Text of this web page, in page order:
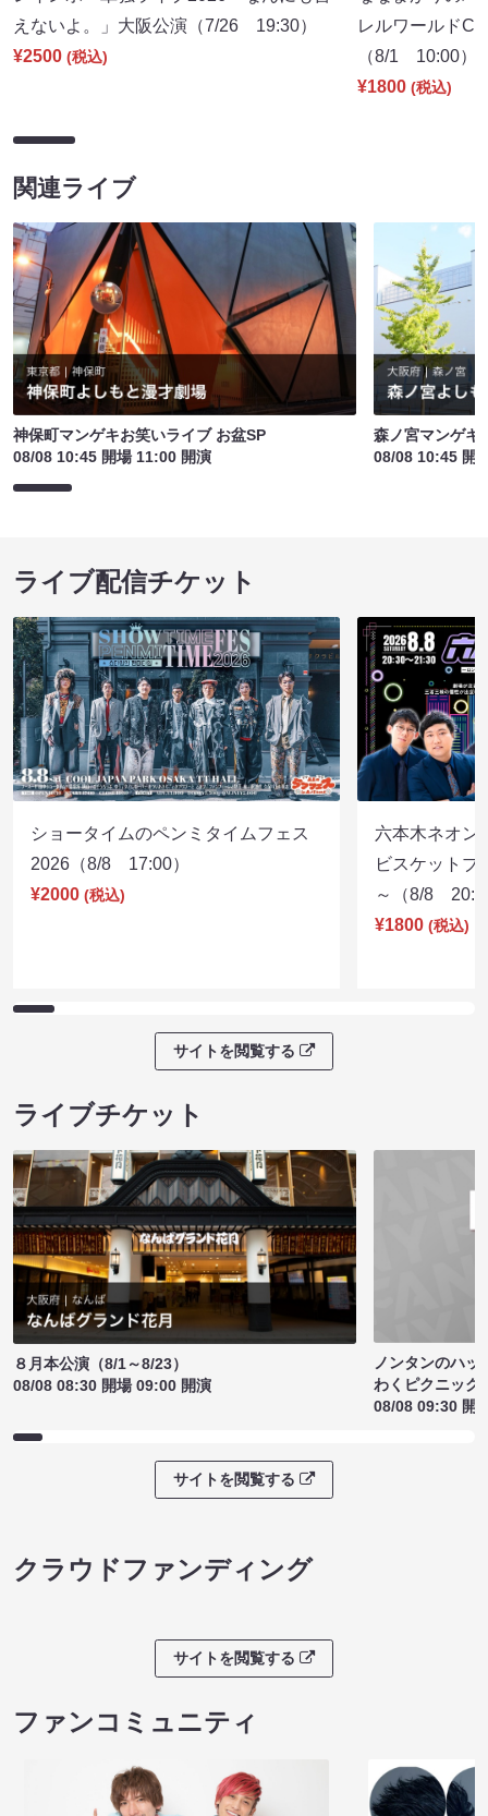
えないよ。」大阪公演（7/26 19:30）
¥2500 (税込)
レルワールド
（8/1 10:00）
¥1800 (税込)
関連ライブ
神保町マンゲキお笑いライブ お盆SP
08/08 10:45 開場 11:00 開演
森ノ宮マンゲキ
08/08 10:45 開
ライブ配信チケット
ショータイムのペンミタイムフェス
2026（8/8 17:00）
¥2000 (税込)
六本木ネオン
ビスケットブ
～（8/8
¥1800 (税込)
サイトを閲覧する
ライブチケット
８月本公演（8/1～8/23）
08/08 08:30 開場 09:00 開演
ノンタンのハッ
わくピクニック
08/08 09:30 開
サイトを閲覧する
クラウドファンディング
サイトを閲覧する
ファンコミュニティ